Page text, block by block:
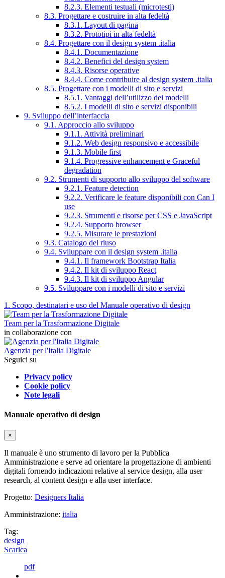
8.2.3. Elementi testuali (microtesti)
8.3. Progettare e costruire in alta fedeltà
8.3.1. Layout di pagina
8.3.2. Prototipi in alta fedeltà
8.4. Progettare con il design system .italia
8.4.1. Documentazione
8.4.2. Benefici del design system
8.4.3. Risorse operative
8.4.4. Come contribuire al design system .italia
8.5. Progettare con i modelli di sito e servizi
8.5.1. Vantaggi dell’utilizzo dei modelli
8.5.2. I modelli di sito e servizi disponibili
9. Sviluppo dell’interfaccia
9.1. Approccio allo sviluppo
9.1.1. Attività preliminari
9.1.2. Web design responsivo e accessibile
9.1.3. Mobile first
9.1.4. Progressive enhancement e Graceful
degradation
9.2. Strumenti di supporto allo sviluppo del software
9.2.1. Feature detection
9.2.2. Verificare le feature disponibili con Can I
use
9.2.3. Strumenti e risorse per CSS e JavaScript
9.2.4. Supporto browser
9.2.5. Misurare le prestazioni
9.3. Catalogo del riuso
9.4. Sviluppare con il design system .italia
9.4.1. Il framework Bootstrap Italia
9.4.2. Il kit di sviluppo React
9.4.3. Il kit di sviluppo Angular
9.5. Sviluppare con i modelli di sito e servizi
1. Scopo, destinatari e uso del Manuale operativo di design
Team per la Trasformazione Digitale
in collaborazione con
Agenzia per l'Italia Digitale
Seguici su
Privacy policy
Cookie policy
Note legali
Manuale operativo di design
×
Il manuale è uno strumento di lavoro per la Pubblica
Amministrazione e serve ad orientare la progettazione di ambienti
digitali fornendo indicazioni relative al service design, alla user
research, al content design e alla user interface.
Progetto: Designers Italia
Amministrazione: italia
Tag:
design
Scarica
pdf